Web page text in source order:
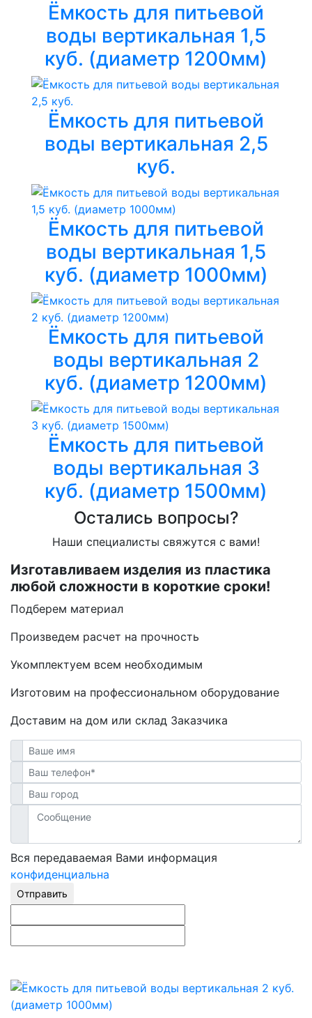
Ёмкость для питьевой
воды вертикальная 1,5
куб. (диаметр 1200мм)
Ёмкость для питьевой
воды вертикальная 2,5
куб.
Ёмкость для питьевой
воды вертикальная 1,5
куб. (диаметр 1000мм)
Ёмкость для питьевой
воды вертикальная 2
куб. (диаметр 1200мм)
Ёмкость для питьевой
воды вертикальная 3
куб. (диаметр 1500мм)
Остались вопросы?
Наши специалисты свяжутся с вами!
Изготавливаем изделия из пластика
любой сложности в короткие сроки!
Подберем материал
Произведем расчет на прочность
Укомплектуем всем необходимым
Изготовим на профессиональном оборудование
Доставим на дом или склад Заказчика
Вся передаваемая Вами информация
конфиденциальна
Отправить